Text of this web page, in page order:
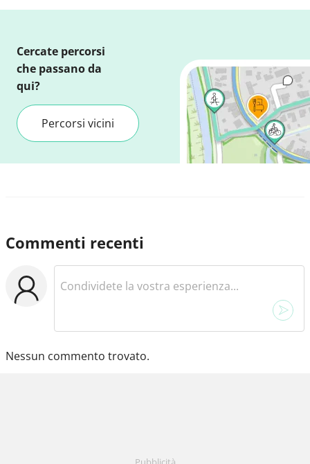
Cercate percorsi
che passano da
qui?
Percorsi vicini
Commenti recenti
Nessun commento trovato.